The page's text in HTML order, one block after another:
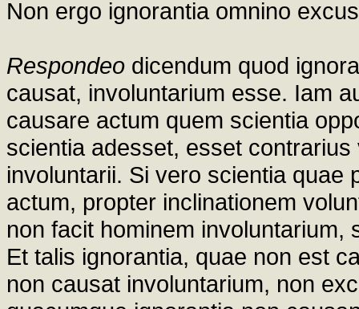
Non ergo ignorantia omnino
Respondeo dicendum quod
causat, involuntarium esse. Iam
causare actum quem scientia
scientia adesset, esset
involuntarii. Si vero scientia quae
actum, propter inclinationem
non facit hominem involuntarium,
Et talis ignorantia, quae non est
non causat involuntarium, non